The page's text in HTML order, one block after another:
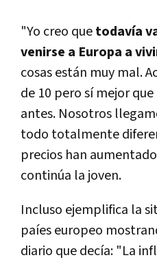
"Yo creo quetodavía
venirse a Europa a
cosas están muy mal.
de 10 pero sí mejor
antes. Nosotros
todo totalmente
precios han
continúa la joven.
Incluso ejemplifica la
paíes europeo
diario que decía: "La